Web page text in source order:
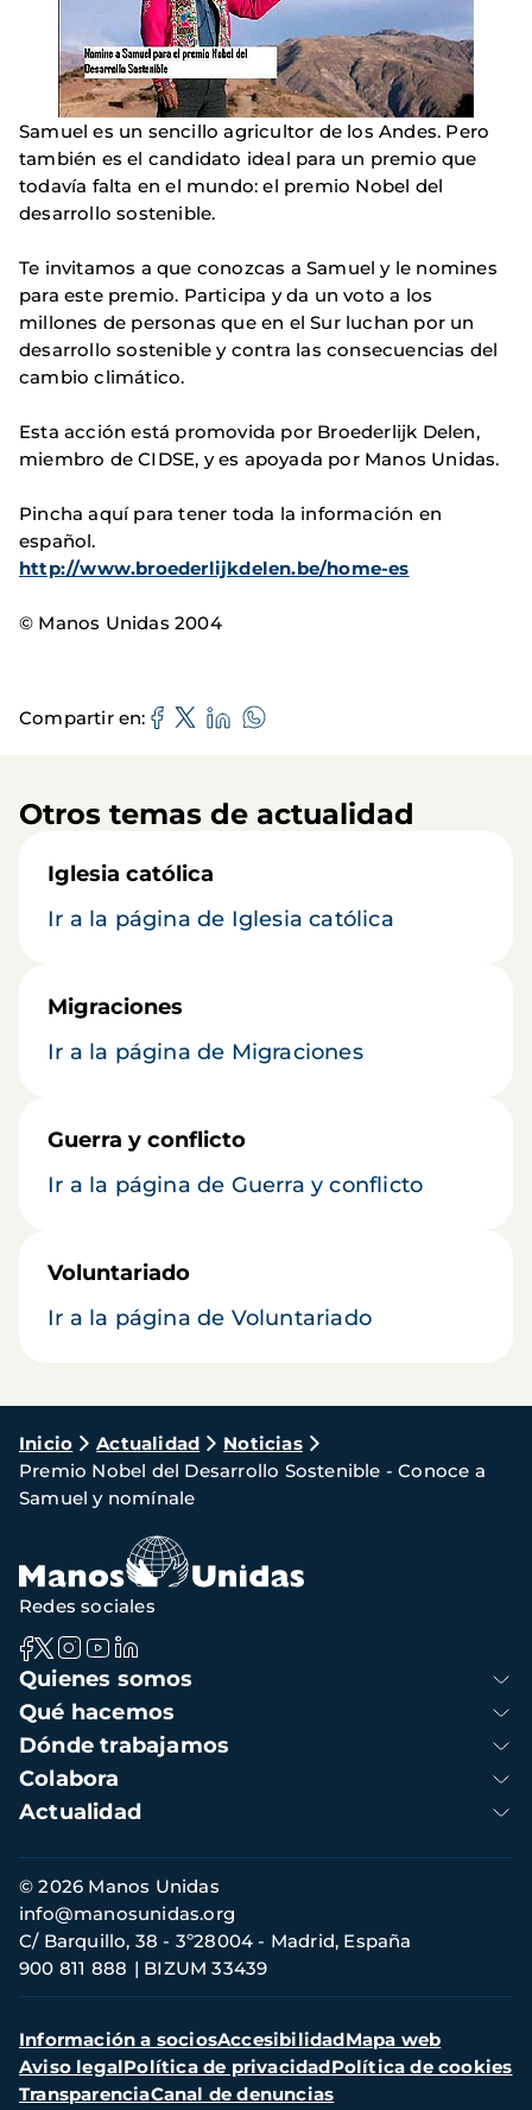
Samuel es un sencillo agricultor de los Andes. Pero
también es el candidato ideal para un premio que
todavía falta en el mundo: el premio Nobel del
desarrollo sostenible.
Te invitamos a que conozcas a Samuel y le nomines
para este premio. Participa y da un voto a los
millones de personas que en el Sur luchan por un
desarrollo sostenible y contra las consecuencias del
cambio climático.
Esta acción está promovida por Broederlijk Delen,
miembro de CIDSE, y es apoyada por Manos Unidas.
Pincha aquí para tener toda la información en
español.
http://www.broederlijkdelen.be/home-es
© Manos Unidas 2004
Compartir en
Otros temas de actualidad
Iglesia católica
Ir a la página de Iglesia católica
Migraciones
Ir a la página de Migraciones
Guerra y conflicto
Ir a la página de Guerra y conflicto
Voluntariado
Ir a la página de Voluntariado
Ruta
de
navegación
Inicio Actualidad
Noticias
Premio Nobel del Desarrollo Sostenible - Conoce a
Samuel y nomínale
Navegación
principal
Quienes somos
Qué hacemos
Dónde trabajamos
Colabora
Actualidad
Redes sociales
Información
de
contacto
© 2026 Manos Unidas
C/ Barquillo, 38 - 3º28004 - Madrid, España
900 811 888
BIZUM 33439
info@manosunidas.org
Menú
secundario
Información a sociosAccesibilidadMapa web
Aviso legalPolítica de privacidadPolítica de cookies
TransparenciaCanal de denuncias